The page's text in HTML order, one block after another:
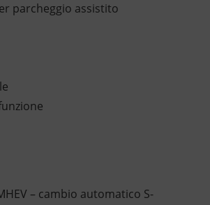
parcheggio assistito
– cambio automatico S-